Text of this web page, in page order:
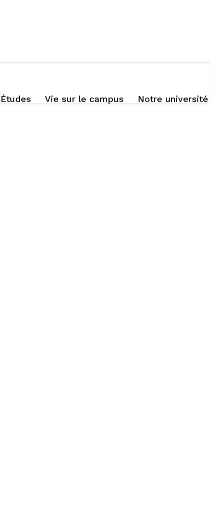
Études Vie sur le campus Notre université